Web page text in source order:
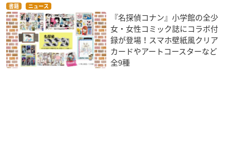
書籍 ニュース
『名探偵コナン』小学館の全少
女・女性コミック誌にコラボ付
録が登場！スマホ壁紙風クリア
カードやアートコースターなど
全9種